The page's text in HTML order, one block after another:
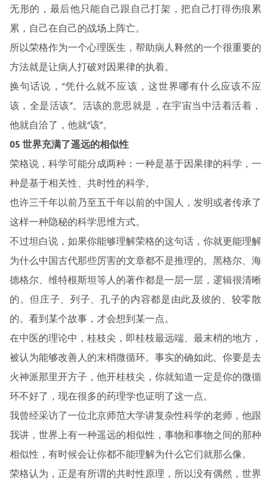
无形的，最后他只能自己跟自己打架，把自己打得伤痕累
累，自己在自己的战场上阵亡。
所以荣格作为一个心理医生，帮助病人释然的一个很重要的
方法就是让病人打破对因果律的执着。
换句话说，“凭什么就不应该，这世界哪有什么应该不应
该，全是活该”。活该的意思就是，在宇宙当中活着活着，
他就自洽了，他就“该”。
05 世界充满了遥远的相似性
荣格说，科学可能分成两种：一种是基于因果律的科学，一
种是基于相关性、共时性的科学。
也许三千年以前乃至五千年以前的中国人，发明或者传承了
这样一种隐秘的科学思维方式。
不过坦白说，如果你能够理解荣格的这句话，你就更能理解
为什么中国古代那些厉害的文章都不是推理的。黑格尔、海
德格尔、维特根斯坦等人的著作都是一层一层，逻辑很清晰
的。但庄子、列子、孔子的内容都是由此及彼的、较零散
的。看到某个故事，才会想到某一点。
在中医的理论中，桂枝尖，即桂枝最远端、最末梢的地方，
被认为能够改善人的末梢微循环。事实的确如此。你要是去
火神派那里开方子，他开桂枝尖，你就知道一定是你的微循
环不好了，现在很多的药理学也证明了这一点。
我曾经采访了一位北京师范大学讲复杂性科学的老师，他跟
我讲，世界上有一种遥远的相似性，事物和事物之间的那种
相似性，有时候会让你都不能理解为什么它们就那么像。
荣格认为，正是有所谓的共时性原理，所以没有偶然，世界